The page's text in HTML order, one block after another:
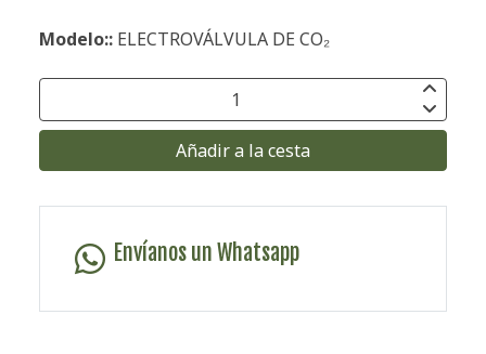
Modelo:: ELECTROVÁLVULA DE CO₂
Añadir a la cesta
Envíanos un Whatsapp